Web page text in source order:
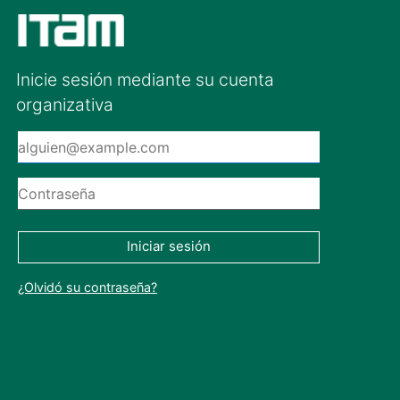
Inicie sesión mediante su cuenta
organizativa
Iniciar sesión
¿Olvidó su contraseña?